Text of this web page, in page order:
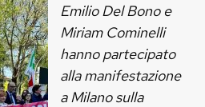
Emilio Del Bono e
Miriam Cominelli
hanno partecipato
alla manifestazione
a Milano sulla